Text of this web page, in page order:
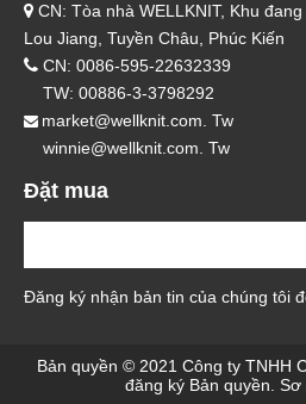
 CN: Tòa nhà WELLKNIT, Khu
Lou Jiang, Tuyền Châu, Phúc Kiến
 CN: 0086-595-22632339
TW: 00886-3-3798292
 market@wellknit.com. Tw
winnie@wellknit.com. Tw
Đặt mua
Đăng ký nhận bản tin của chúng tôi
Bản quyền © 2021 Công ty TNHH
đăng ký Bản quyền. Sơ